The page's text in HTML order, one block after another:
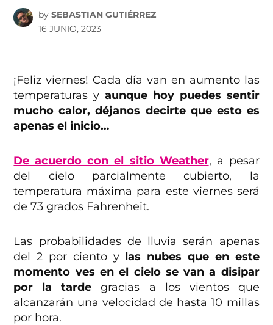
by SEBASTIAN GUTIÉRREZ
16 JUNIO, 2023
¡Feliz viernes! Cada día van en aumento las
temperaturas yaunque hoy puedes sentir
mucho calor, déjanos decirte que esto es
apenas el inicio…
De acuerdo con el sitio Weather, a pesar
del cielo parcialmente cubierto, la
temperatura máxima para este viernes será
de 73 grados Fahrenheit.
Las probabilidades de lluvia serán apenas
del 2 por ciento y las nubes que en este
momento ves en el cielo se van a disipar
por la tarde gracias a los vientos que
alcanzarán una velocidad de hasta 10 millas
por hora.